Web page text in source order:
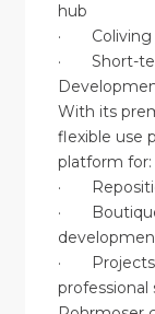
hub
· Coliving /
· Short-
With its
flexible use
platform for:
·
· Boutique
· Projects
professional